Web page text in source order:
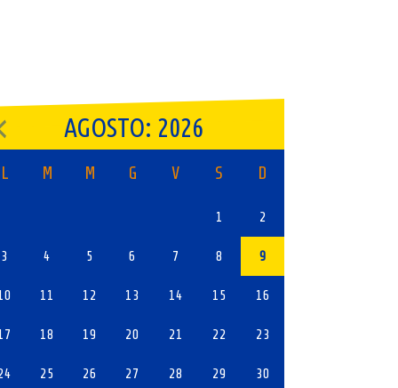
AGOSTO: 2026
L M M G V S D
1 2
3 4 5 6 7 8 9
11 12 13 14 15 16
18 19 20 21 22 23
25 26 27 28 29 30